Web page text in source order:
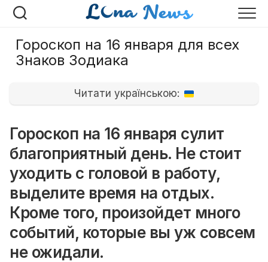
Перейти
Гороскоп на 16 января для всех
Знаков Зодиака
Читати українською:
Гороскоп на 16 января сулит
благоприятный день. Не стоит
уходить с головой в работу,
выделите время на отдых.
Кроме того, произойдет много
событий, которые вы уж совсем
не ожидали.